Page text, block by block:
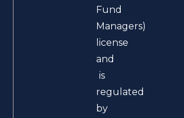
Fund
Managers)
license
and
is
regulated
by